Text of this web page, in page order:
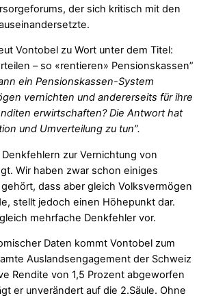
der sich kritisch mit den
Vontobel zu Wort unter dem Titel:
– so «rentieren» Pensionskassen”
ein Pensionskassen-System
vernichten und andererseits für ihre
erwirtschaften? Die Antwort hat
und Umverteilung zu tun”.
zur Vernichtung von
Wir haben zwar schon einiges
dass aber gleich Volksvermögen
stellt jedoch einen Höhepunkt dar.
mehrfache Denkfehler vor.
Daten kommt Vontobel zum
Auslandsengagement der Schweiz
Rendite von 1,5 Prozent abgeworfen
er unverändert auf die 2.Säule. Ohne